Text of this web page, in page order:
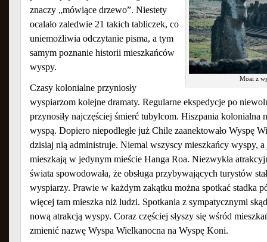
Moai z
znaczy „mówiące drzewo”. Niestety
ocalało zaledwie 21 takich tabliczek, co
uniemożliwia odczytanie pisma, a tym
samym poznanie historii mieszkańców
wyspy.
Czasy kolonialne przyniosły
wyspiarzom kolejne dramaty. Regularne ekspedycje po
przynosiły najczęściej śmierć tubylcom. Hiszpania kolonialna
wyspą. Dopiero niepodległe już Chile zaanektowało Wyspę
dzisiaj nią administruje. Niemal wszyscy mieszkańcy wyspy, a
mieszkają w jedynym mieście Hanga Roa. Niezwykła
świata spowodowała, że obsługa przybywających turystów
wyspiarzy. Prawie w każdym zakątku można spotkać stadka
więcej tam mieszka niż ludzi. Spotkania z sympatycznymi
nową atrakcją wyspy. Coraz częściej słyszy się wśród
zmienić nazwę Wyspa Wielkanocna na Wyspę Koni.